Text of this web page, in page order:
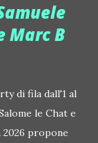
Marc B
di fila dall'1 al
le Chat e
2026 propone